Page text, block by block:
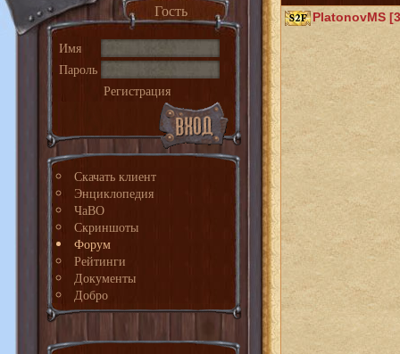
Гость
Имя
Пароль
Регистрация
Скачать клиент
Энциклопедия
ЧаВО
Скриншоты
Форум
Рейтинги
Документы
Добро
PlatonovMS